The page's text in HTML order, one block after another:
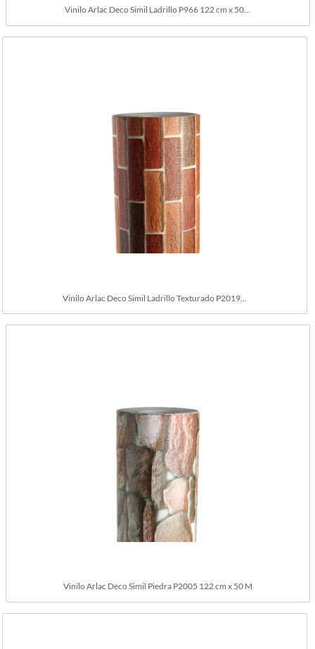
Vinilo Arlac Deco Simil Ladrillo P966 122 cm x 50...
Vinilo Arlac Deco Simil Ladrillo Texturado P2019...
Vinilo Arlac Deco Simil Piedra P2005 122 cm x 50 M